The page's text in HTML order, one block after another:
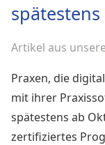
Akademie
MVZ/
Über uns
Artikel aus
Praxen, die
mit ihrer
spätestens ab
zertifiziertes